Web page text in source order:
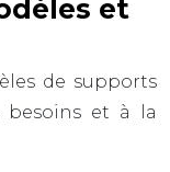
et
de supports
besoins et à la